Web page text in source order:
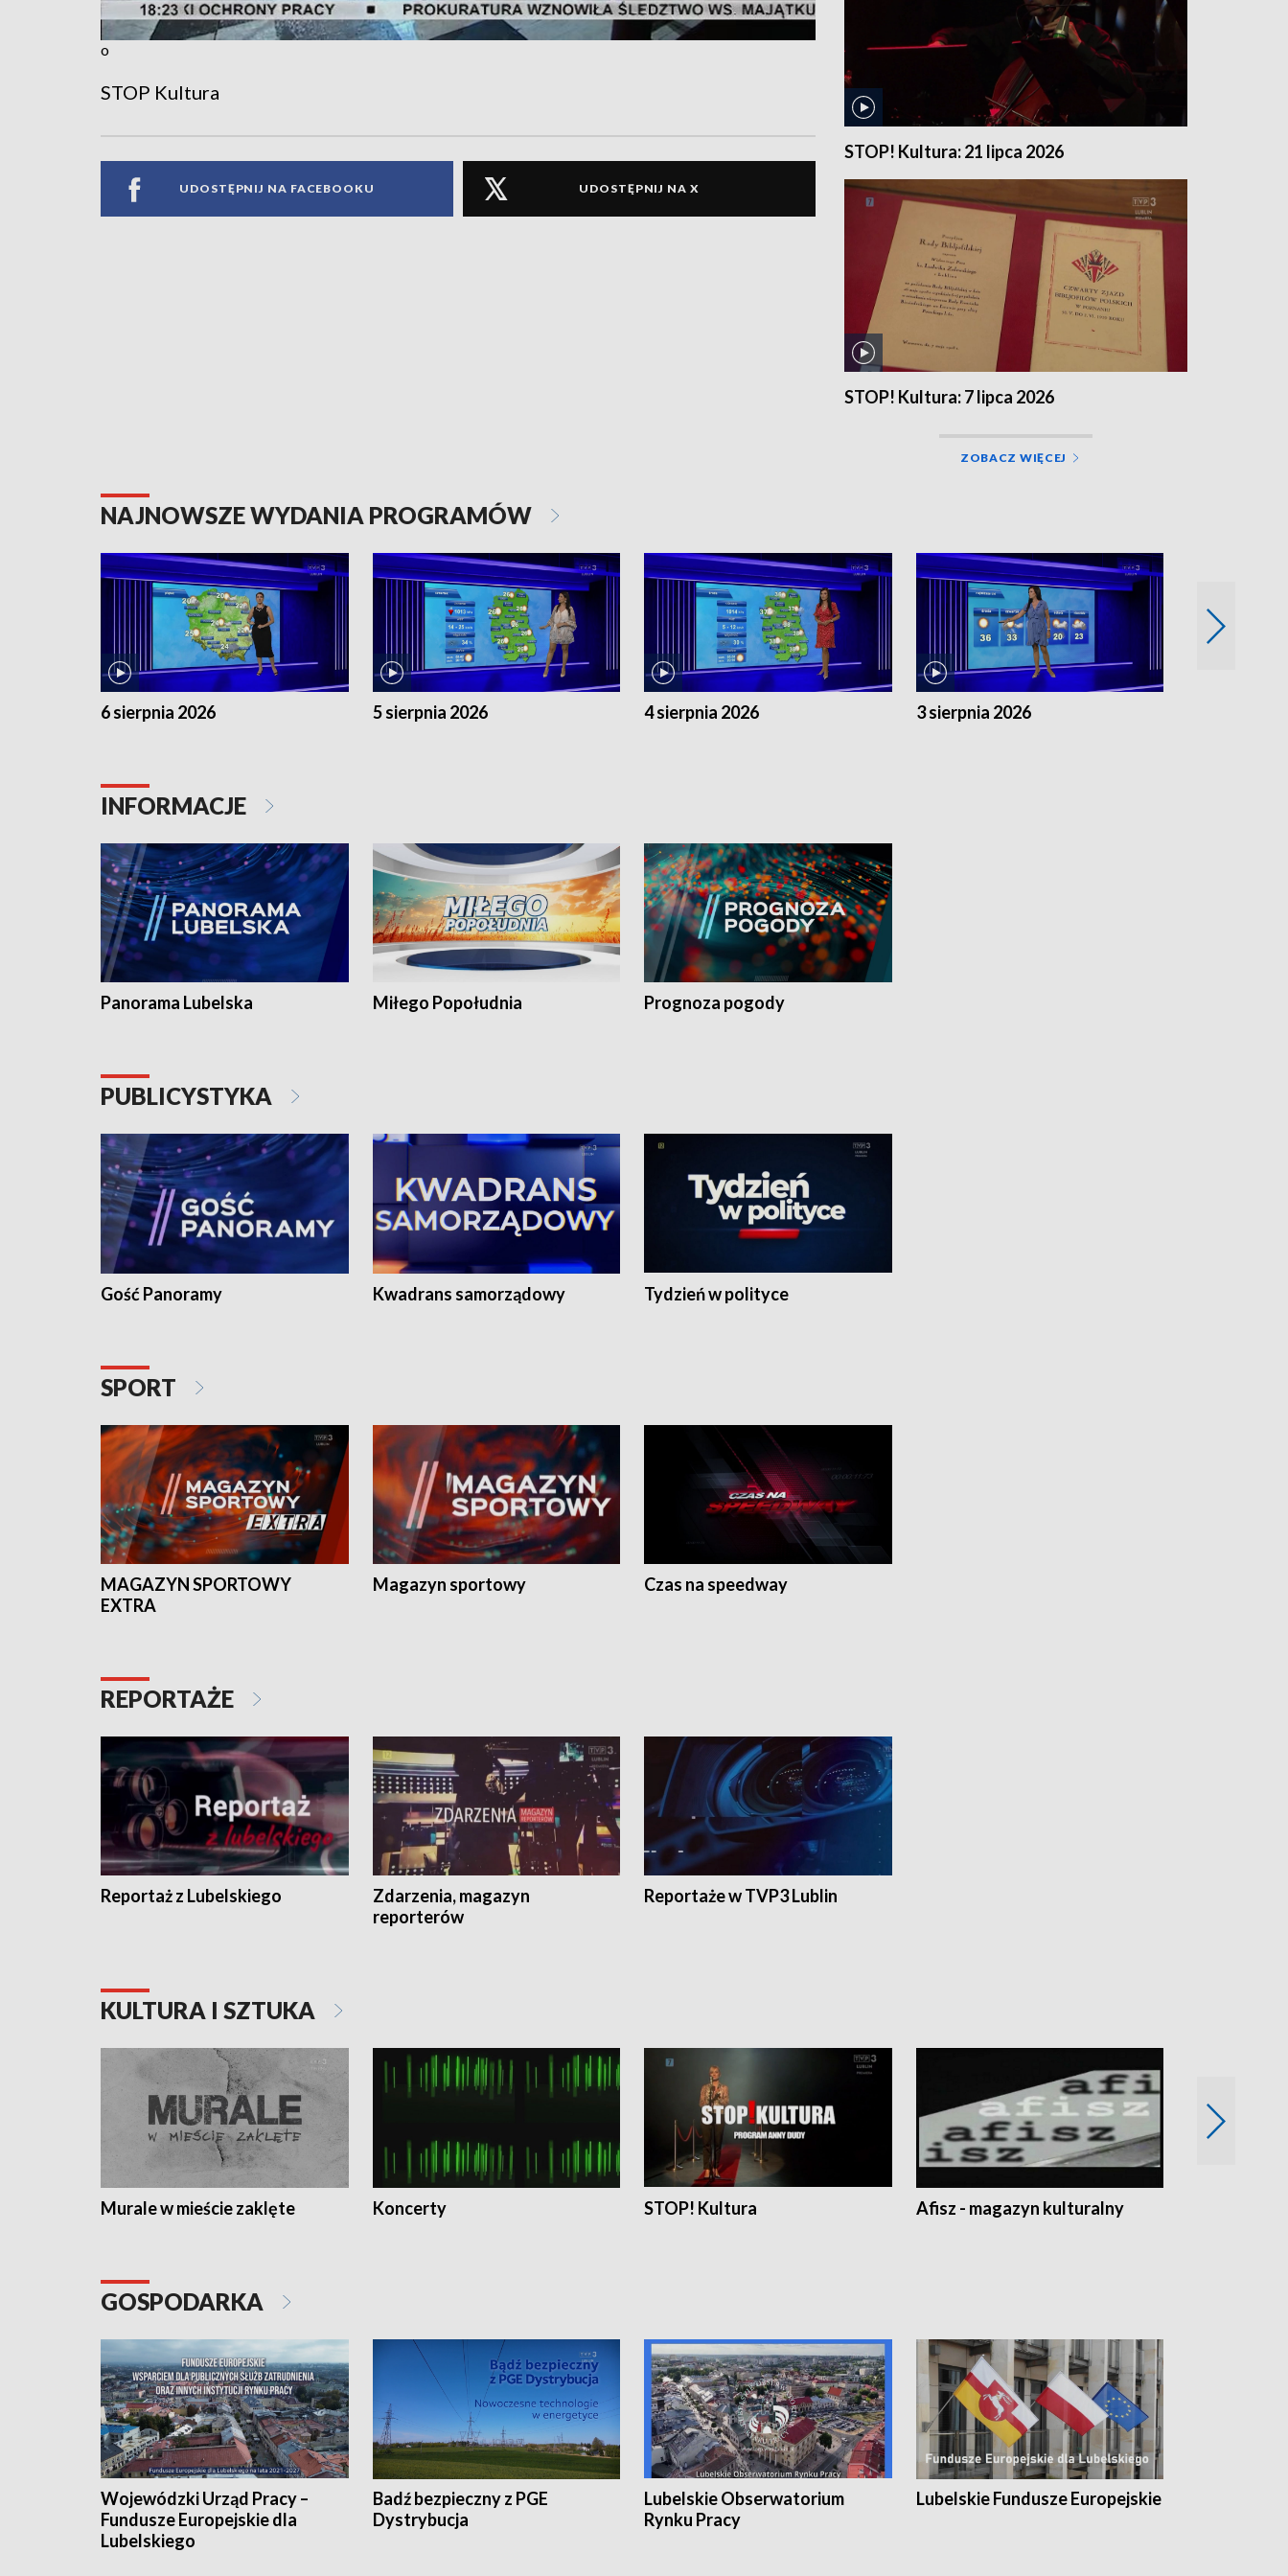
o
STOP Kultura
UDOSTĘPNIJ NA FACEBOOKU UDOSTĘPNIJ NA X
STOP! Kultura: 21 lipca 2026
STOP! Kultura: 7 lipca 2026
ZOBACZ WIĘCEJ
NAJNOWSZE WYDANIA PROGRAMÓW
6 sierpnia 2026 5 sierpnia 2026 4 sierpnia 2026 3 sierpnia 2026
INFORMACJE
Panorama Lubelska Miłego Popołudnia Prognoza pogody
PUBLICYSTYKA
Gość Panoramy Kwadrans samorządowy Tydzień w polityce
SPORT
MAGAZYN SPORTOWY
EXTRA
Magazyn sportowy Czas na speedway
REPORTAŻE
Reportaż z Lubelskiego
Zdarzenia, magazyn
reporterów
Reportaże w TVP3 Lublin
KULTURA I SZTUKA
Murale w mieście zaklęte Koncerty STOP! Kultura Afisz - magazyn kulturalny
GOSPODARKA
Wojewódzki Urząd Pracy –
Fundusze Europejskie dla
Lubelskiego
Badź bezpieczny z PGE
Dystrybucja
Lubelskie Obserwatorium
Rynku Pracy
Lubelskie Fundusze Europejskie